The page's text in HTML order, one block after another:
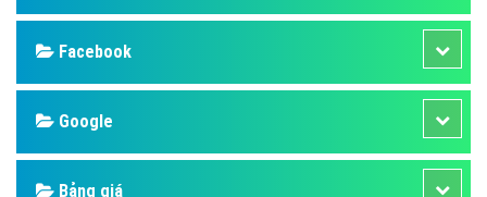
Facebook
Google
Bảng giá